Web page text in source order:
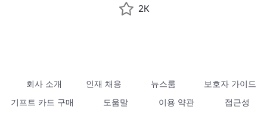
2K
회사 소개 인재 채용 뉴스룸
보호자 가이드
기프트 카드 구매
도움말 이용 약관 접근성